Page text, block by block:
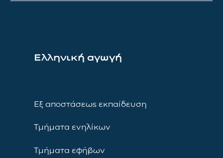
Ελληνική αγωγή
Εξ αποστάσεως εκπαίδευση
Τμήματα ενηλίκων
Τμήματα εφήβων